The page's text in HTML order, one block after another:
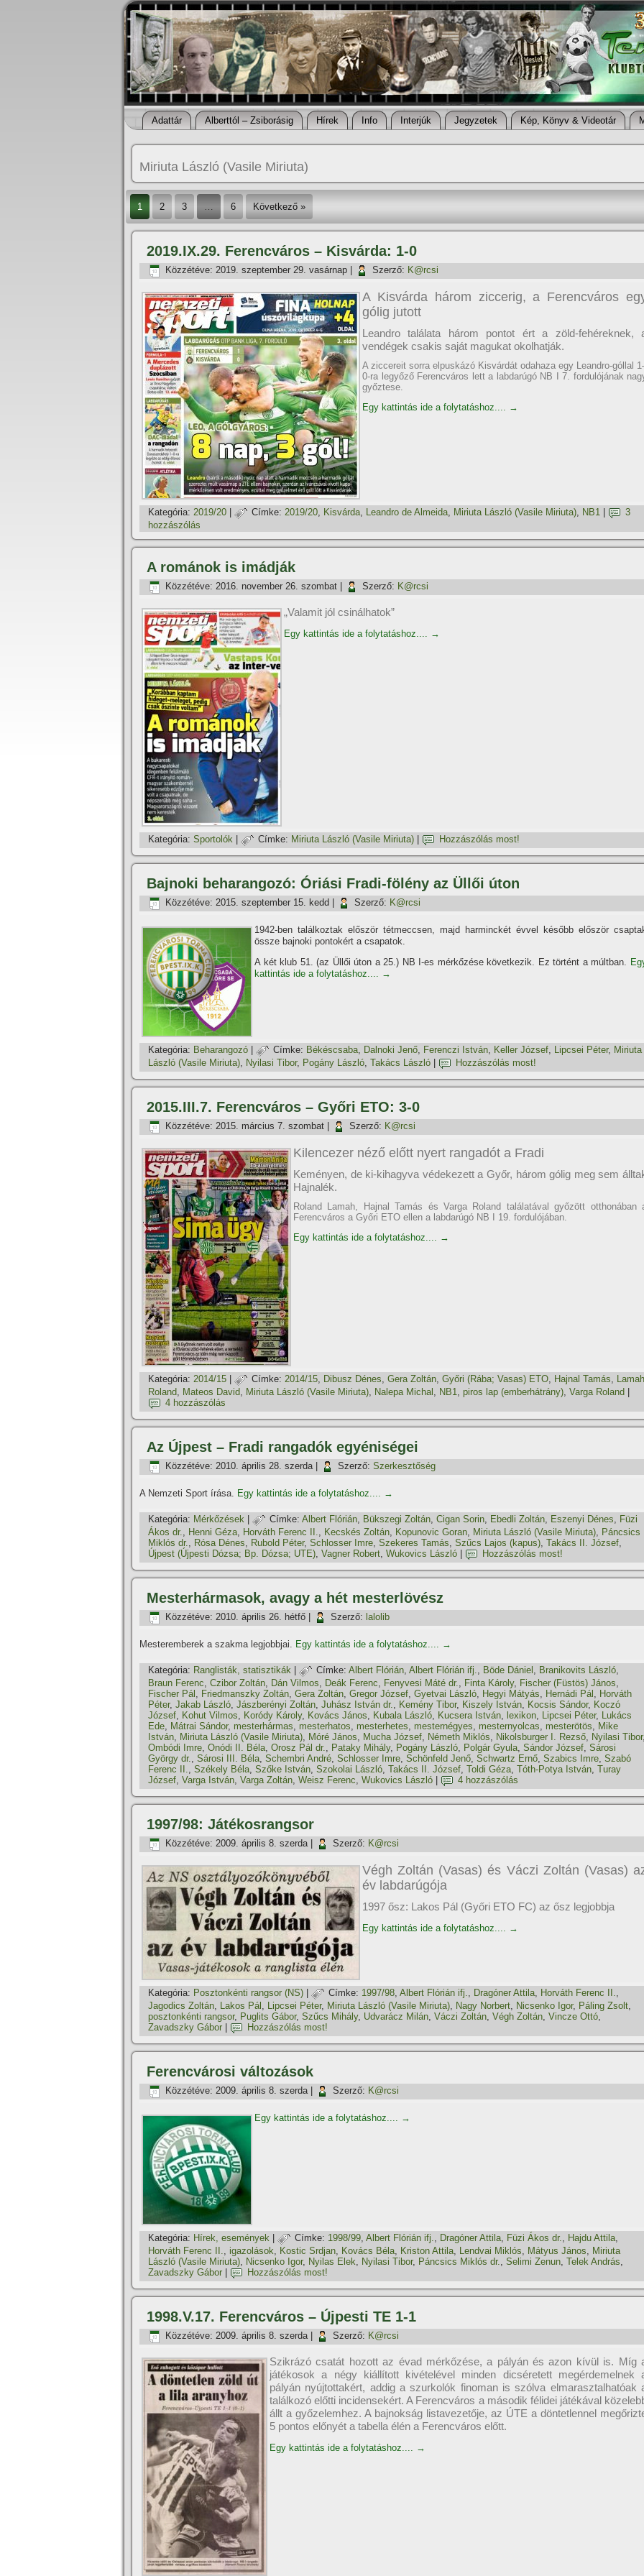
Adattár Alberttól – Zsiborásig Hí­rek Info Interjúk Jegyzetek Kép, Könyv & Videotár
Miriuta László (Vasile Miriuta)
1 2 3 … 6 Következő »
2019.IX.29. Ferencváros – Kisvárda: 1-0
Közzétéve: 2019. szeptember 29. vasárnap Szerző: K@rcsi
A Kisvárda három ziccerig, a Ferencváros
gólig jutott
Leandro találata három pontot ért a zöld-fehéreknek,
vendégek csakis saját magukat okolhatják.
A ziccereit sorra elpuskázó Kisvárdát odahaza egy Leandro-góllal
0-ra legyőző Ferencváros lett a labdarúgó NB I 7. fordulójának
győztese.
Egy kattintás ide a folytatáshoz.... →
Kategória: 2019/20 Címke: 2019/20, Kisvárda, Leandro de Almeida, Miriuta László (Vasile Miriuta), NB1
3
hozzászólás
A románok is imádják
Közzétéve: 2016. november 26. szombat Szerző: K@rcsi
„Valamit jól csinálhatok”
Egy kattintás ide a folytatáshoz.... →
Kategória: Sportolók Címke: Miriuta László (Vasile Miriuta) Hozzászólás most!
Bajnoki beharangozó: Óriási Fradi-fölény az Üllői úton
Közzétéve: 2015. szeptember 15. kedd Szerző: K@rcsi
1942-ben találkoztak először tétmeccsen, majd harminckét évvel később először
össze bajnoki pontokért a csapatok.
A két klub 51. (az Üllői úton a 25.) NB I-es mérkőzése következik. Ez történt a múltban.
kattintás ide a folytatáshoz.... →
Kategória: Beharangozó Címke: Békéscsaba, Dalnoki Jenő, Ferenczi István, Keller József, Lipcsei Péter, Miriuta
László (Vasile Miriuta), Nyilasi Tibor, Pogány László, Takács László Hozzászólás most!
2015.III.7. Ferencváros – Győri ETO: 3-0
Közzétéve: 2015. március 7. szombat Szerző: K@rcsi
Kilencezer néző előtt nyert rangadót a Fradi
Keményen, de ki-kihagyva védekezett a Győr, három gólig meg sem
Hajnalék.
Roland Lamah, Hajnal Tamás és Varga Roland találatával győzött otthonában
Ferencváros a Győri ETO ellen a labdarúgó NB I 19. fordulójában.
Egy kattintás ide a folytatáshoz.... →
Kategória: 2014/15 Címke: 2014/15, Dibusz Dénes, Gera Zoltán, Győri (Rába; Vasas) ETO, Hajnal Tamás, Lamah
Roland, Mateos David, Miriuta László (Vasile Miriuta), Nalepa Michal , NB1, piros lap (emberhátrány), Varga Roland
4 hozzászólás
Az Újpest – Fradi rangadók egyéniségei
Közzétéve: 2010. április 28. szerda| Szerző: Szerkesztőség
A Nemzeti Sport í­rása. Egy kattintás ide a folytatáshoz.... →
Kategória: Mérkőzések Címke: Albert Flórián, Bükszegi Zoltán, Cigan Sorin, Ebedli Zoltán, Eszenyi Dénes, Füzi
Ákos dr., Henni Géza, Horváth Ferenc II., Kecskés Zoltán, Kopunovic Goran, Miriuta László (Vasile Miriuta), Páncsics
Miklós dr., Rósa Dénes, Rubold Péter, Schlosser Imre, Szekeres Tamás, Szűcs Lajos (kapus), Takács II. József,
Újpest (Újpesti Dózsa; Bp. Dózsa; UTE), Vagner Robert, Wukovics László Hozzászólás most!
Mesterhármasok, avagy a hét mesterlövész
Közzétéve: 2010. április 26. hétfő Szerző: lalolib
Mesteremberek a szakma legjobbjai. Egy kattintás ide a folytatáshoz.... →
Kategória: Ranglisták, statisztikák Címke: Albert Flórián, Albert Flórián ifj., Böde Dániel , Branikovits László,
Braun Ferenc, Czibor Zoltán, Dán Vilmos, Deák Ferenc, Fenyvesi Máté dr., Finta Károly, Fischer (Füstös) János,
Fischer Pál , Friedmanszky Zoltán, Gera Zoltán, Gregor József, Gyetvai László, Hegyi Mátyás, Hernádi Pál , Horváth
Péter, Jakab László, Jászberényi Zoltán, Juhász István dr., Kemény Tibor, Kiszely István, Kocsis Sándor, Koczó
József, Kohut Vilmos, Koródy Károly, Kovács János, Kubala László, Kucsera István, lexikon, Lipcsei Péter, Lukács
Ede, Mátrai Sándor, mesterhármas, mesterhatos, mesterhetes, mesternégyes, mesternyolcas, mesterötös, Mike
István, Miriuta László (Vasile Miriuta), Móré János, Mucha József, Németh Miklós, Nikolsburger I. Rezső, Nyilasi Tibor
Ombódi Imre, Onódi II. Béla, Orosz Pál dr., Pataky Mihály, Pogány László, Polgár Gyula, Sándor József, Sárosi
György dr., Sárosi III. Béla, Schembri André, Schlosser Imre, Schönfeld Jenő, Schwartz Ernő, Szabics Imre, Szabó
Ferenc II., Székely Béla, Szőke István, Szokolai László, Takács II. József, Toldi Géza, Tóth-Potya István, Turay
József, Varga István, Varga Zoltán, Weisz Ferenc, Wukovics László 4 hozzászólás
1997/98: Játékosrangsor
Közzétéve: 2009. április 8. szerda| Szerző: K@rcsi
Végh Zoltán (Vasas) és Váczi Zoltán (Vasas)
év labdarúgója
1997 ősz: Lakos Pál (Győri ETO FC) az ősz legjobbja
Egy kattintás ide a folytatáshoz.... →
Kategória: Posztonkénti rangsor (NS) Címke: 1997/98, Albert Flórián ifj., Dragóner Attila, Horváth Ferenc II.,
Jagodics Zoltán, Lakos Pál , Lipcsei Péter, Miriuta László (Vasile Miriuta), Nagy Norbert, Nicsenko Igor, Páling Zsolt,
posztonkénti rangsor, Puglits Gábor, Szűcs Mihály, Udvarácz Milán, Váczi Zoltán, Végh Zoltán, Vincze Ottó,
Zavadszky Gábor
Hozzászólás most!
Ferencvárosi változások
Közzétéve: 2009. április 8. szerda| Szerző: K@rcsi
Egy kattintás ide a folytatáshoz.... →
Kategória: Hí­rek, események Címke: 1998/99, Albert Flórián ifj., Dragóner Attila, Füzi Ákos dr., Hajdu Attila,
Horváth Ferenc II., igazolások, Kostic Srdjan, Kovács Béla, Kriston Attila, Lendvai Miklós, Mátyus János, Miriuta
László (Vasile Miriuta), Nicsenko Igor, Nyilas Elek, Nyilasi Tibor, Páncsics Miklós dr., Selimi Zenun, Telek András,
Zavadszky Gábor
Hozzászólás most!
1998.V.17. Ferencváros – Újpesti TE 1-1
Közzétéve: 2009. április 8. szerda| Szerző: K@rcsi
Szikrázó csatát hozott az évad mérkőzése, a pályán és azon kí­vül is. Mí­g
játékosok a négy kiállí­tott kivételével minden dicséretett megérdemelnek
pályán nyújtottakért, addig a szurkolók finoman is szólva elmarasztalhatóak
találkozó előtti incidensekért. A Ferencváros a második félidei játékával
állt a győzelemhez. A bajnokság listavezetője, az ÚTE a döntetlennel
5 pontos előnyét a tabella élén a Ferencváros előtt.
Egy kattintás ide a folytatáshoz.... →